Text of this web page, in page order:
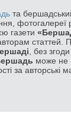
та
фотогалереї
газети
статтей.
, без
може не
за авторські